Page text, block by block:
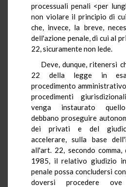
processuali penali <per
non violare il principio di
che, invece, la breve,
dell'azione penale, di cui al
22, sicuramente non lede.
Deve, dunque, ritenersi
22 della legge in
procedimento
procedimenti
venga instaurato
debbano proseguire
dei privati e del
accelerare, sulla base
all'art. 22, secondo
1985, il relativo giudizio
penale possa concludersi
doversi procedere